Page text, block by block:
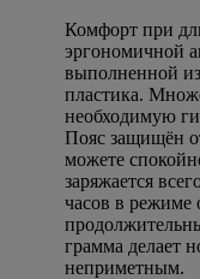
Комфорт при
эргономичной
выполненной
пластика.
необходимую
Пояс защищён
можете
заряжается
часов в режиме
грамма делает
неприметным.